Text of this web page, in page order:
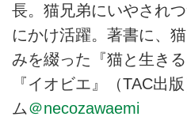
長。猫兄弟にいやされ
にかけ活躍。著書に、
みを綴った『猫と生きる
『イオビエ』（TAC出
ム＠necozawaemi